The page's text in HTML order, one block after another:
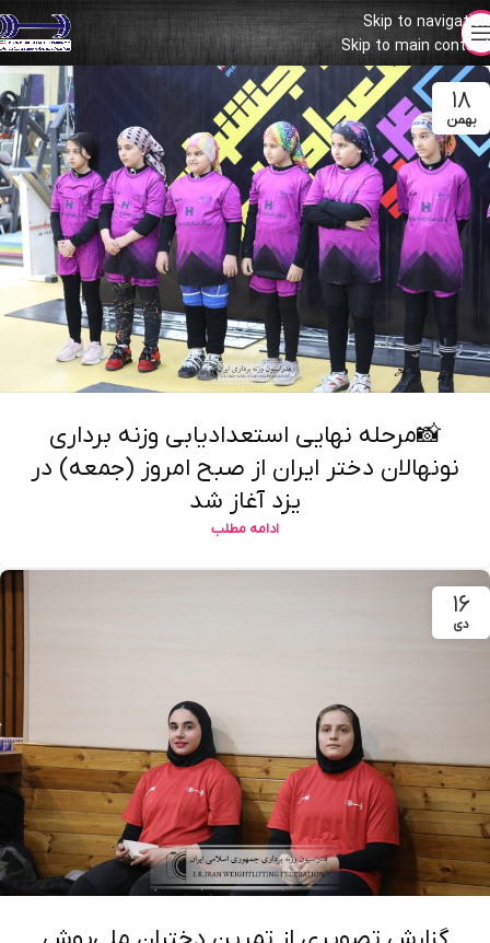
Skip to navigation
Skip to main content
۱۸
بهمن
📸مرحله نهایی استعدادیابی وزنه برداری
نونهالان دختر ایران از صبح امروز (جمعه) در
یزد آغاز شد
ادامه مطلب
۱۶
دی